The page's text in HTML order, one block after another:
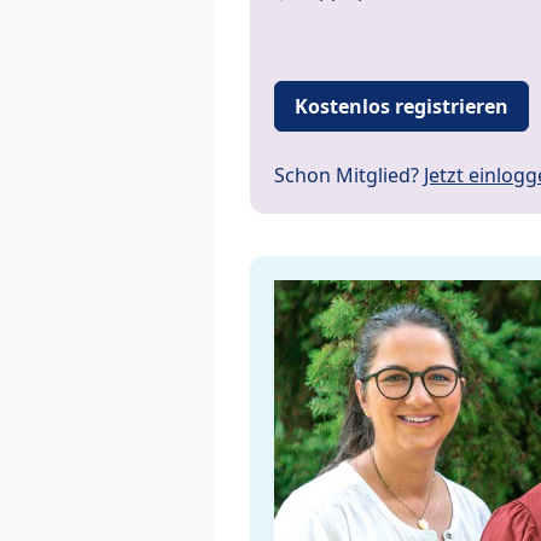
Kostenlos registrieren
Schon Mitglied? Jetzt